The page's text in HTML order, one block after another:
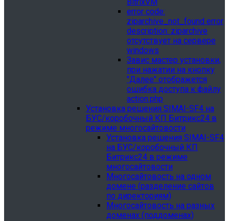
error сode:
ziparchive_not_found error
description: ziparchive
отсутствует на сервере
windows
Завис мастер установки,
при нажатии на кнопку
"Далее" отображется
ошибка доступа к файлу
action.php
Установка решения SIMAI-SF4 на
БУС/коробочный КП Битрикс24 в
режиме многосайтовости
Установка решения SIMAI-SF4
на БУС/коробочный КП
Битрикс24 в режиме
многосайтовости
Многосайтовость на одном
домене (разделение сайтов
по директориям)
Многосайтовость на разных
доменах (поддоменах)